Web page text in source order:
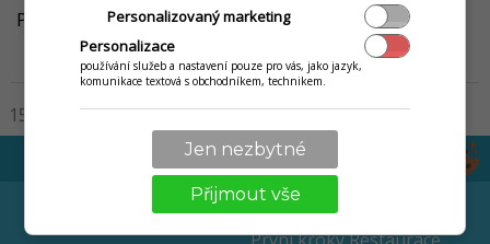
POS Manažer - nastavení zařízení
V tomto návodě jsou popsána jednotlivá zařízení, která se dají
nastavit v iKelp POS Manažeři. Víc...
15 100200
Personalizovaný marketing
Personalizace
používání služeb a nastavení pouze pro vás, jako jazyk,
komunikace textová s obchodníkem, technikem.
Jen nezbytné
Přijmout vše